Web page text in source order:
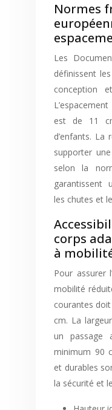
Normes
Les
définissent
conception
est de 11
d’enfants. La
supporter
selon la
garantissent
les chutes et
corps
à
Pour assurer
mobilité
courantes
cm. La
un passage
minimum 90
et durables
la sécurité et